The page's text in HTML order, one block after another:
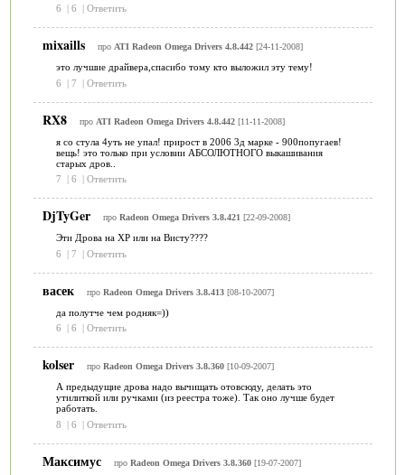
6
| 6 | Ответить
mixaills про ATI Radeon Omega Drivers 4.8.442[24-11-2008]
это лучшие драйвера,спасибо тому кто выложил эту тему!
6
| 7 | Ответить
RX8 про ATI Radeon Omega Drivers 4.8.442[11-11-2008]
я со стула 4уть не упал! прирост в 2006 3д марке - 900попугаев!
вещь! это только при условии АБСОЛЮТНОГО выкашивания
старых дров..
7
| 6 | Ответить
DjTyGer про Radeon Omega Drivers 3.8.421 [22-09-2008]
Эти Дрова на XP или на Висту????
6
| 7 | Ответить
васек про Radeon Omega Drivers 3.8.413[08-10-2007]
да полутче чем родняк=))
6
| 6 | Ответить
kolser про Radeon Omega Drivers 3.8.360[10-09-2007]
А предыдущие дрова надо вычищать отовсюду, делать это
утилиткой или ручками (из реестра тоже). Так оно лучше будет
работать.
8
| 6 | Ответить
Максимус про Radeon Omega Drivers 3.8.360[19-07-2007]